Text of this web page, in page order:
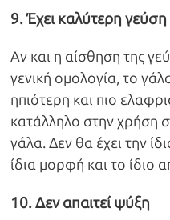
9. Έχει καλύτερη γεύση
Αν και η αίσθηση της
γενική ομολογία, το
ηπιότερη και πιο
κατάλληλο στην χρήση
γάλα. Δεν θα έχει την
ίδια μορφή και το ίδιο
10. Δεν απαιτεί ψύξη